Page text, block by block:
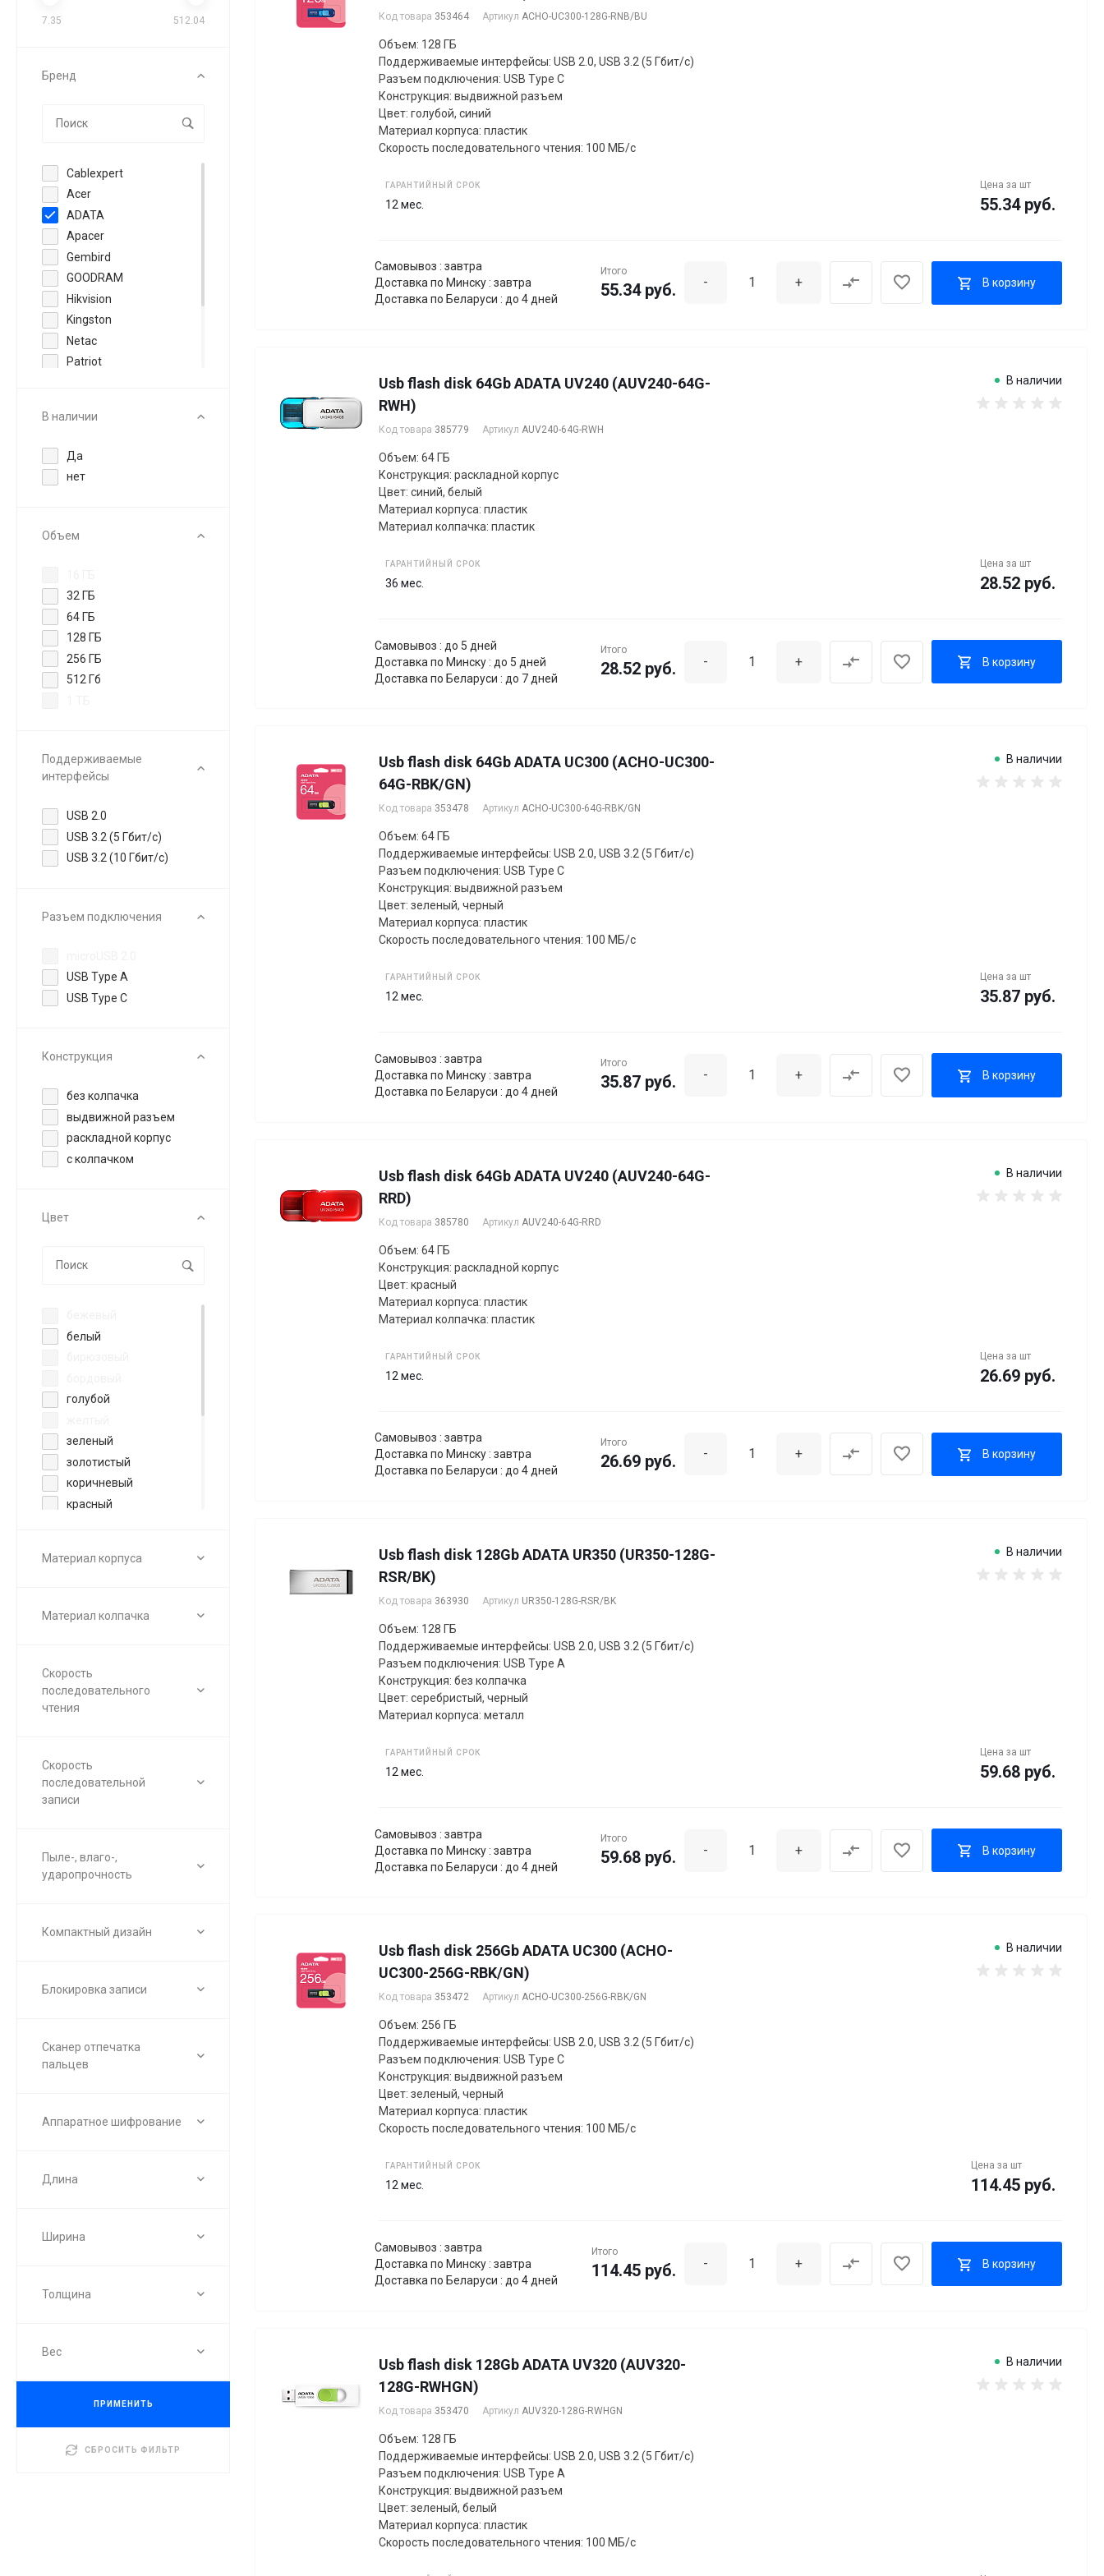
7.35 512.04
Бренд
Cablexpert
Acer
ADATA
Apacer
Gembird
GOODRAM
Hikvision
Kingston
Netac
Patriot
Silicon-Power
В наличии
Да
нет
Объем
32 ГБ
64 ГБ
128 ГБ
256 ГБ
512 Гб
Поддерживаемые
интерфейсы
USB 2.0
USB 3.2 (5 Гбит/с)
USB 3.2 (10 Гбит/с)
Разъем подключения
USB Type A
USB Type C
Конструкция
без колпачка
выдвижной разъем
раскладной корпус
с колпачком
Цвет
белый
голубой
зеленый
золотистый
коричневый
красный
серебристый
черный
Материал корпуса
Материал колпачка
Скорость
последовательного
чтения
Скорость
последовательной
записи
Пыле-, влаго-,
ударопрочность
Компактный дизайн
Блокировка записи
Сканер отпечатка
пальцев
Аппаратное шифрование
Длина
Ширина
Толщина
Вес
ПРИМЕНИТЬ
СБРОСИТЬ ФИЛЬТР
Код товара 353464 Артикул ACHO-UC300-128G-RNB/BU
Объем: 128 ГБ
Поддерживаемые интерфейсы: USB 2.0, USB 3.2 (5 Гбит/с)
Разъем подключения: USB Type C
Конструкция: выдвижной разъем
Цвет: голубой, синий
Материал корпуса: пластик
Скорость последовательного чтения: 100 МБ/с
ГАРАНТИЙНЫЙ СРОК
12 мес.
Цена за шт
55.34 руб.
Самовывоз : завтра
Доставка по Минску : завтра
Доставка по Беларуси : до 4 дней
Итого
55.34 руб. - + В корзину
Usb flash disk 64Gb ADATA UV240 (AUV240-64G-
RWH)
Код товара 385779 Артикул AUV240-64G-RWH
В наличии
Объем: 64 ГБ
Конструкция: раскладной корпус
Цвет: синий, белый
Материал корпуса: пластик
Материал колпачка: пластик
ГАРАНТИЙНЫЙ СРОК
36 мес.
Цена за шт
28.52 руб.
Самовывоз : до 5 дней
Доставка по Минску : до 5 дней
Доставка по Беларуси : до 7 дней
Итого
28.52 руб. - + В корзину
Usb flash disk 64Gb ADATA UC300 (ACHO-UC300-
64G-RBK/GN)
Код товара 353478 Артикул ACHO-UC300-64G-RBK/GN
В наличии
Объем: 64 ГБ
Поддерживаемые интерфейсы: USB 2.0, USB 3.2 (5 Гбит/с)
Разъем подключения: USB Type C
Конструкция: выдвижной разъем
Цвет: зеленый, черный
Материал корпуса: пластик
Скорость последовательного чтения: 100 МБ/с
ГАРАНТИЙНЫЙ СРОК
12 мес.
Цена за шт
35.87 руб.
Самовывоз : завтра
Доставка по Минску : завтра
Доставка по Беларуси : до 4 дней
Итого
35.87 руб. - + В корзину
Usb flash disk 64Gb ADATA UV240 (AUV240-64G-
RRD)
Код товара 385780 Артикул AUV240-64G-RRD
В наличии
Объем: 64 ГБ
Конструкция: раскладной корпус
Цвет: красный
Материал корпуса: пластик
Материал колпачка: пластик
ГАРАНТИЙНЫЙ СРОК
12 мес.
Цена за шт
26.69 руб.
Самовывоз : завтра
Доставка по Минску : завтра
Доставка по Беларуси : до 4 дней
Итого
26.69 руб. - + В корзину
Usb flash disk 128Gb ADATA UR350 (UR350-128G-
RSR/BK)
Код товара 363930 Артикул UR350-128G-RSR/BK
В наличии
Объем: 128 ГБ
Поддерживаемые интерфейсы: USB 2.0, USB 3.2 (5 Гбит/с)
Разъем подключения: USB Type A
Конструкция: без колпачка
Цвет: серебристый, черный
Материал корпуса: металл
ГАРАНТИЙНЫЙ СРОК
12 мес.
Цена за шт
59.68 руб.
Самовывоз : завтра
Доставка по Минску : завтра
Доставка по Беларуси : до 4 дней
Итого
59.68 руб. - + В корзину
Usb flash disk 256Gb ADATA UC300 (ACHO-
UC300-256G-RBK/GN)
Код товара 353472 Артикул ACHO-UC300-256G-RBK/GN
В наличии
Объем: 256 ГБ
Поддерживаемые интерфейсы: USB 2.0, USB 3.2 (5 Гбит/с)
Разъем подключения: USB Type C
Конструкция: выдвижной разъем
Цвет: зеленый, черный
Материал корпуса: пластик
Скорость последовательного чтения: 100 МБ/с
ГАРАНТИЙНЫЙ СРОК
12 мес.
Цена за шт
114.45 руб.
Самовывоз : завтра
Доставка по Минску : завтра
Доставка по Беларуси : до 4 дней
Итого
114.45 руб. - + В корзину
Usb flash disk 128Gb ADATA UV320 (AUV320-
128G-RWHGN)
Код товара 353470 Артикул AUV320-128G-RWHGN
В наличии
Объем: 128 ГБ
Поддерживаемые интерфейсы: USB 2.0, USB 3.2 (5 Гбит/с)
Разъем подключения: USB Type A
Конструкция: выдвижной разъем
Цвет: зеленый, белый
Материал корпуса: пластик
Скорость последовательного чтения: 100 МБ/с